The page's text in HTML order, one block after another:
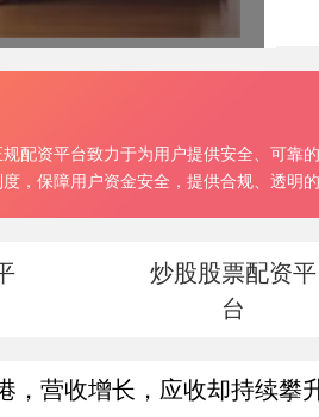
配资平台致力于为用户提供安全、可靠
，保障用户资金安全，提供合规、透明的
炒股股票配资平
台
，营收增长，应收却持续攀